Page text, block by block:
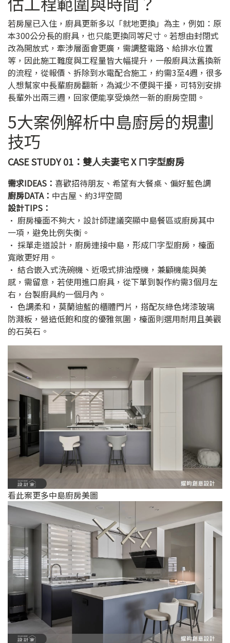
若房屋已入住，廚具更新多以「就地更換」為主，例如：原
本300公分長的廚具，也只能更換同等尺寸。若想由封閉式
改為開放式，牽涉層面會更廣，需調整電路、給排水位置
等，因此施工難度與工程量皆大幅提升，一般廚具汰舊換新
的流程，從報價、拆除到水電配合施工，約需3至4週，很多
人想幫家中長輩廚房翻新，為減少不便與干擾，可特別安排
長輩外出兩三週，回家便能享受煥然一新的廚房空間。
5大案例解析中島廚房的規劃
技巧
CASE STUDY 01：雙人夫妻宅 X ㄇ字型廚房
需求IDEAS： 喜歡招待朋友、希望有大餐桌、偏好藍色調
廚房DATA： 中古屋、約3坪空間
設計TIPS：
• 廚房檯面不夠大，設計師建議突顯中島餐區或廚房其中
一項，避免比例失衡。
• 採單走道設計，廚房連接中島，形成ㄇ字型廚房，檯面
寬敞更好用。
• 結合嵌入式洗碗機、近吸式排油煙機，兼顧機能與美
感，需留意，若使用進口廚具，從下單到製作約需3個月左
右，台製廚具約一個月內。
• 色調柔和，莫蘭迪藍的櫃體門片，搭配灰綠色烤漆玻璃
防濺板，營造低飽和度的優雅氛圍，檯面則選用耐用且美觀
的石英石。
看此案更多中島廚房美圖